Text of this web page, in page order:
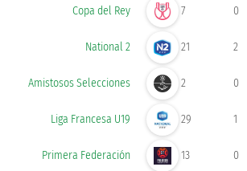
Copa del Rey 7 0
National 2 21 2
Amistosos Selecciones 2 0
Liga Francesa U19 29 1
Primera Federación 13 0